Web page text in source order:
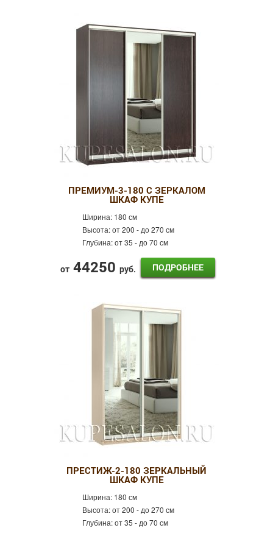
ПРЕМИУМ-3-180 С ЗЕРКАЛОМ
ШКАФ КУПЕ
Ширина: 180 см
Высота:от 200 - до 270 см
Глубина:от 35 - до 70 см
от 44250 руб. ПОДРОБНЕЕ
ПРЕСТИЖ-2-180 ЗЕРКАЛЬНЫЙ
ШКАФ КУПЕ
Ширина: 180 см
Высота:от 200 - до 270 см
Глубина:от 35 - до 70 см